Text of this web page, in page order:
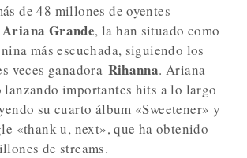
de 48 millones de oyentes
Ariana Grande, la han situado como
más escuchada, siguiendo los
veces ganadora Rihanna. Ariana
lanzando importantes hits a lo largo
su cuarto álbum «Sweetener» y
«thank u, next», que ha obtenido
de streams.